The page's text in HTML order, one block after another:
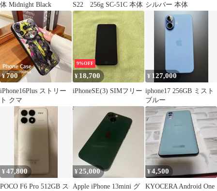
体 Midnight Black
S22 256g SC-51C 本体 シルバー 本体
¥700
iPhone16Plus ストリー
ト クマ
9%OFF
¥ 18,700
iPhoneSE(3) SIMフリー
¥ 127,000
iphone17 256GB ミスト
ブルー
¥47,800
POCO F6 Pro 512GB ス
¥25,000
Apple iPhone 13mini グ
¥4,500
KYOCERA Android One